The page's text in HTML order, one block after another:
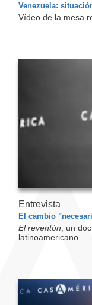
Venezuela:
Vídeo de la mesa
Entrevista
El cambio
El reventón, un
latinoamericano